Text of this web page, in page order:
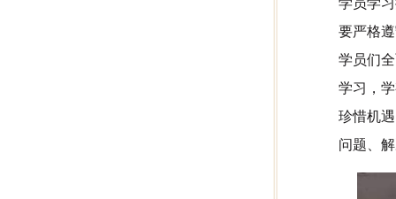
学员学
要严格
学员们
学习，
珍惜机
问题、